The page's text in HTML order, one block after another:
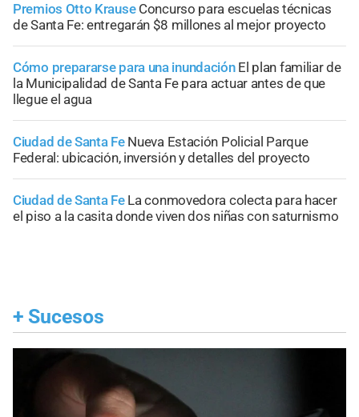
Premios Otto Krause Concurso para escuelas técnicas
de Santa Fe: entregarán $8 millones al mejor proyecto
Cómo prepararse para una inundación El plan familiar de
la Municipalidad de Santa Fe para actuar antes de que
llegue el agua
Ciudad de Santa Fe Nueva Estación Policial Parque
Federal: ubicación, inversión y detalles del proyecto
Ciudad de Santa Fe La conmovedora colecta para hacer
el piso a la casita donde viven dos niñas con saturnismo
+ Sucesos